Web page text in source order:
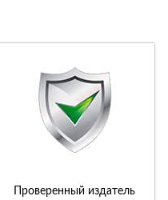
Проверенный издатель